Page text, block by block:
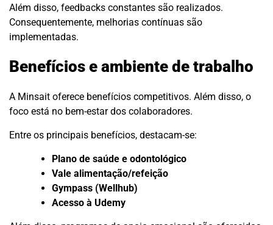
Além disso, feedbacks constantes são realizados.
Consequentemente, melhorias contínuas são
implementadas.
Benefícios e ambiente de trabalho
A Minsait oferece benefícios competitivos. Além disso, o
foco está no bem-estar dos colaboradores.
Entre os principais benefícios, destacam-se:
Plano de saúde e odontológico
Vale alimentação/refeição
Gympass (Wellhub)
Acesso à Udemy